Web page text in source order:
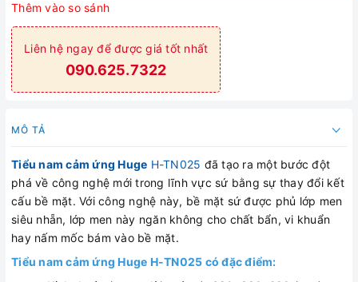
Thêm vào so sánh
Liên hệ ngay để được giá tốt nhất
090.625.7322
MÔ TẢ
Tiểu namcảm ứng Huge H-TN025 đã tạo ra một bước đột
phá về công nghệ mới trong lĩnh vực sứ bằng sự thay đổi kết
cấu bề mặt. Với công nghệ này, bề mặt sứ được phủ lớp men
siêu nhẵn, lớp men này ngăn không cho chất bẩn, vi khuẩn
hay nấm mốc bám vào bề mặt.
Tiểu nam cảm ứng Huge H-TN025 có đặc điểm: